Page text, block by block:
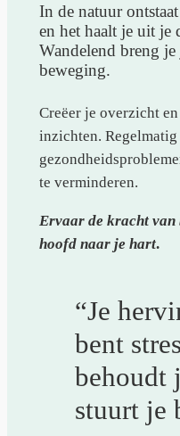
In de natuur
en het haalt je uit je
Wandelend breng
beweging.
Creëer je overzicht
inzichten.
te verminderen.
Ervaar de kracht van
hoofd naar je hart.
“Je
bent
behoudt
stuurt je